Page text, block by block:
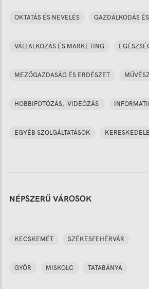
OKTATÁS ÉS NEVELÉS GAZDÁLKODÁS
VÁLLALKOZÁS ÉS MARKETING
MEZŐGAZDASÁG ÉS ERDÉSZET
HOBBIFOTÓZÁS, -VIDEÓZÁS
EGYÉB SZOLGÁLTATÁSOK
NÉPSZERŰ VÁROSOK
KECSKEMÉT SZÉKESFEHÉRVÁR
GYŐR MISKOLC TATABÁNYA